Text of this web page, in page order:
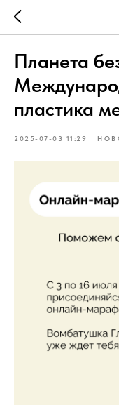
Планета
пластика
2025-07-03 11:29